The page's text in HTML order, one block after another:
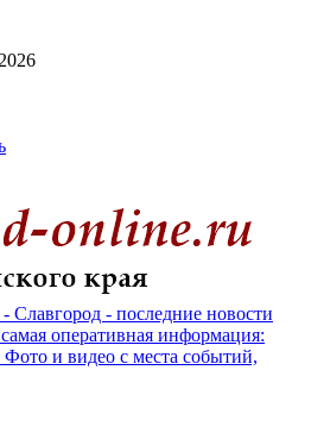
Славгород - последние новости
оперативная информация:
и видео с места событий,